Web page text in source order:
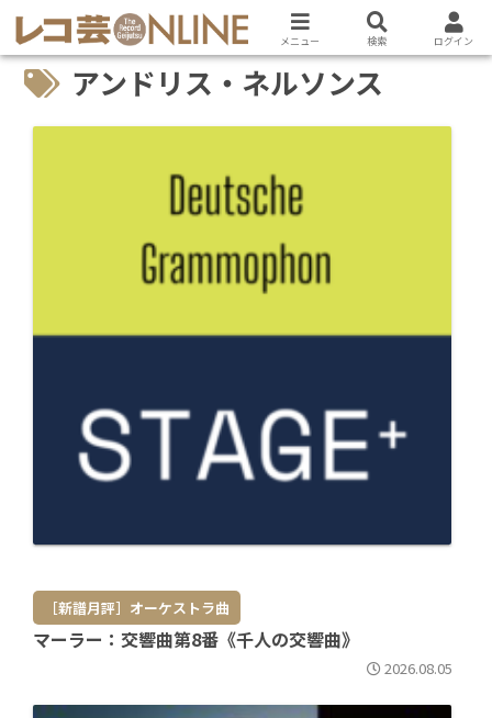
アンドリス・ネルソンス
［新譜月評］オーケストラ曲
マーラー：交響曲第8番《千人の交響曲》
2026.08.05
メニュー 検索 ログイン